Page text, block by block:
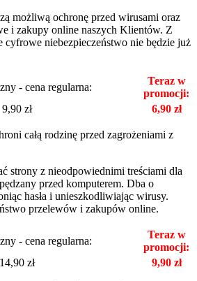
możliwą ochronę przed wirusami oraz
i zakupy online naszych Klientów. Z
cyfrowe niebezpieczeństwo nie będzie już
- cena regularna:
Teraz w
promocji:
9,90 zł
6,90 zł
całą rodzinę przed zagrożeniami z
strony z nieodpowiednimi treściami dla
przed komputerem. Dba o
hasła i unieszkodliwiając wirusy.
przelewów i zakupów online.
- cena regularna:
Teraz w
promocji:
14,90 zł
9,90 zł